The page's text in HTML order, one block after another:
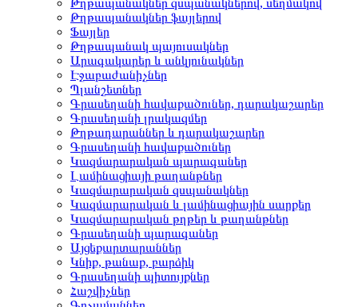
Թղթապանակներ զսպանակներով, սեղմակով
Թղթապանակներ ֆայլերով
Ֆայլեր
Թղթապանակ պայուսակներ
Արագակարեր և անկյունակներ
Էջաբաժանիչներ
Պլանշետներ
Գրասեղանի հավաքածուներ, դարակաշարեր
Գրասեղանի լրակազմեր
Թղթադարաններ և դարակաշարեր
Գրասեղանի հավաքածուներ
Կազմարարական պարագաներ
Լամինացիայի թաղանթներ
Կազմարարական զսպանակներ
Կազմարարական և լամինացիային սարքեր
Կազմարարական թղթեր և թաղանթներ
Գրասեղանի պարագաներ
Այցեքարտարաններ
Կնիք, թանաք, բարձիկ
Գրասեղանի պիտույքներ
Հաշվիչներ